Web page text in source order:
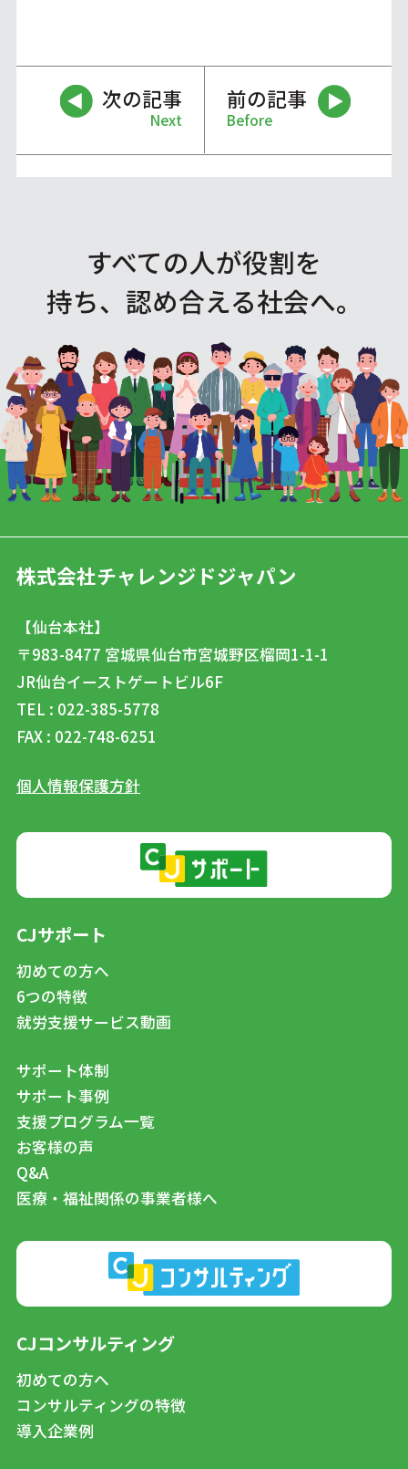
次の記事
Next
前の記事
Before
すべての人が役割を
持ち、認め合える社会へ。
株式会社チャレンジドジャパン
【仙台本社】
〒983-8477 宮城県仙台市宮城野区榴岡1-1-1
JR仙台イーストゲートビル6F
TEL : 022-385-5778
FAX : 022-748-6251
個人情報保護方針
CJサポート
初めての方へ
6つの特徴
就労支援サービス動画
サポート体制
サポート事例
支援プログラム一覧
お客様の声
Q&A
医療・福祉関係の事業者様へ
CJコンサルティング
初めての方へ
コンサルティングの特徴
導入企業例